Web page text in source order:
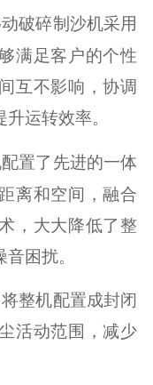
破碎制沙机采用
满足客户的个性
互不影响，协调
运转效率。
置了先进的一体
离和空间，融合
，大大降低了整
困扰。
整机配置成封闭
活动范围，减少